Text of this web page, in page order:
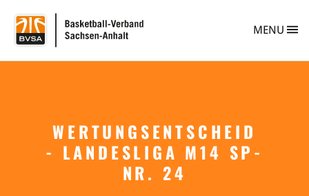
WERTUNGSENTSCHEID
- LANDESLIGA M14 SP-
NR. 24
BVSA MENU